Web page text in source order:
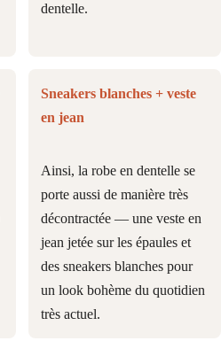
dentelle.
Sneakers blanches + veste
en jean
Ainsi, la robe en dentelle se
porte aussi de manière très
décontractée — une veste en
jean jetée sur les épaules et
des sneakers blanches pour
un look bohème du quotidien
très actuel.